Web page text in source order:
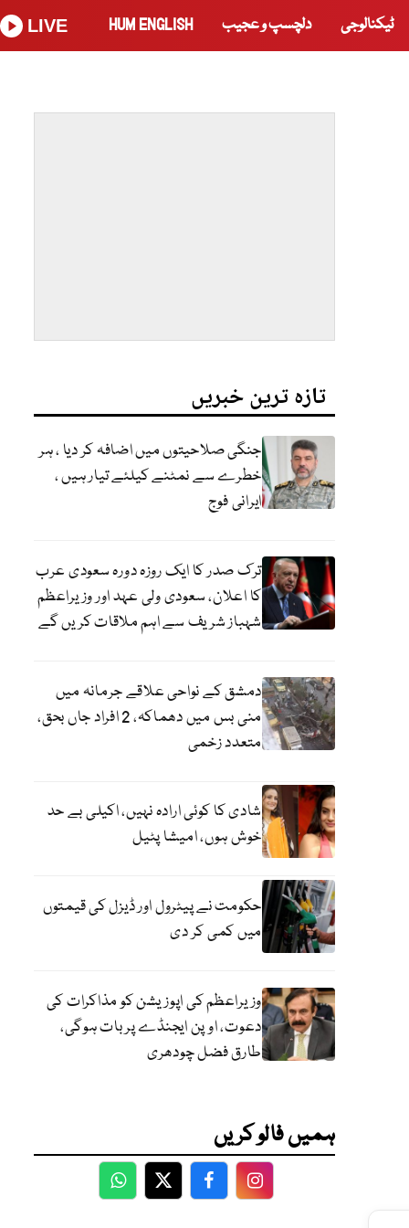
ٹیکنالوجی دلچسپ و عجیب HUM ENGLISH
LIVE
تازہ ترین خبریں
جنگی صلاحیتوں میں اضافہ کر دیا ، ہر
خطرے سے نمٹنے کیلئے تیار ہیں ،
ایرانی فوج
ترک صدر کا ایک روزہ دورہ سعودی عرب
کا اعلان، سعودی ولی عہد اور وزیراعظم
شہباز شریف سے اہم ملاقات کریں گے
دمشق کے نواحی علاقے جرمانہ میں
منی بس میں دھماکہ، 2 افراد جاں بحق،
متعدد زخمی
شادی کا کوئی ارادہ نہیں، اکیلی بے حد
خوش ہوں، امیشا پٹیل
حکومت نے پیٹرول اور ڈیزل کی قیمتوں
میں کمی کر دی
وزیراعظم کی اپوزیشن کو مذاکرات کی
دعوت، اوپن ایجنڈے پر بات ہوگی،
طارق فضل چودھری
ہمیں فالو کریں
WhatsApp
TwitterFacebookFacebook